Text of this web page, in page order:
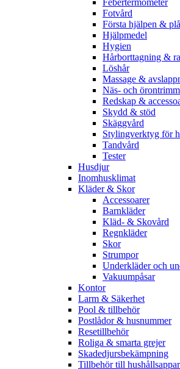
Fotvård
Första hjälpen &
Hjälpmedel
Hygien
Hårborttagning &
Löshår
Massage &
Näs- och
Redskap &
Skydd & stöd
Skäggvård
Stylingverktyg för
Tandvård
Tester
Husdjur
Inomhusklimat
Kläder & Skor
Accessoarer
Barnkläder
Kläd- & Skovård
Regnkläder
Skor
Strumpor
Underkläder och
Vakuumpåsar
Kontor
Larm & Säkerhet
Pool & tillbehör
Postlådor & husnummer
Resetillbehör
Roliga & smarta grejer
Skadedjursbekämpning
Tillbehör till